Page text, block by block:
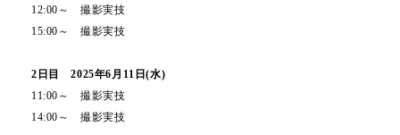
12:00～ 撮影実技
15:00～ 撮影実技
2日目 2025年6月11日(水)
11:00～ 撮影実技
14:00～ 撮影実技